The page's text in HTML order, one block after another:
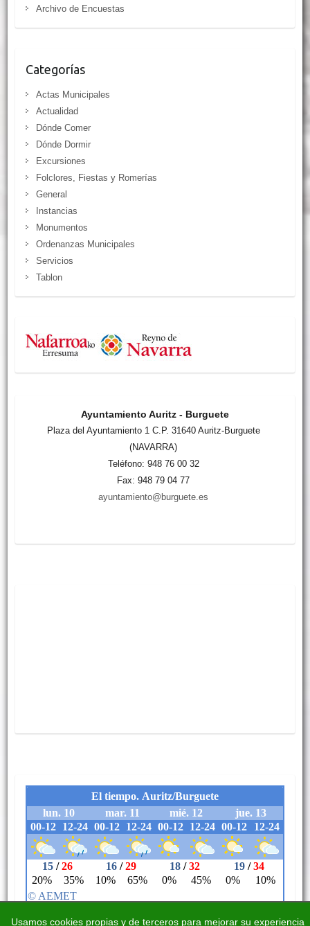
Usamos cookies propias y de terceros para mejorar su experiencia
Archivo de Encuestas
Categorías
Actas Municipales
Actualidad
Dónde Comer
Dónde Dormir
Excursiones
Folclores, Fiestas y Romerías
General
Instancias
Monumentos
Ordenanzas Municipales
Servicios
Tablon
Ayuntamiento Auritz - Burguete
Plaza del Ayuntamiento 1 C.P. 31640 Auritz-Burguete
(NAVARRA)
Teléfono: 948 76 00 32
Fax: 948 79 04 77
ayuntamiento@burguete.es